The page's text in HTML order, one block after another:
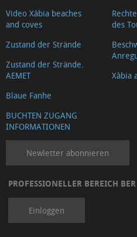
Video Xàbia beaches
and coves
Zustand der Strände
Zustand der Strände.
AEMET
Blaue Fanhe
BUCHTEN ZUGANG
INFORMATIONEN
des
Xàbia
Newletter abonnieren
PROFESSIONELLER BEREICH BER
Einloggen